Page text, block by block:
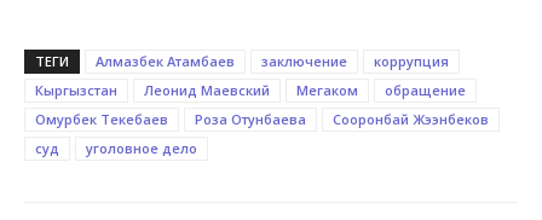
ТЕГИ Алмазбек Атамбаев заключение
коррупция
Кыргызстан
Леонид Маевский Мегаком
обращение
Омурбек Текебаев
Роза Отунбаева
Сооронбай Жээнбеков
суд
уголовное дело